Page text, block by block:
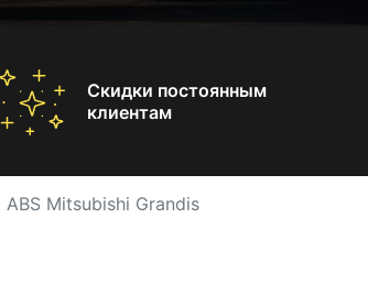
Скидки постоянным
клиентам
Mitsubishi Grandis